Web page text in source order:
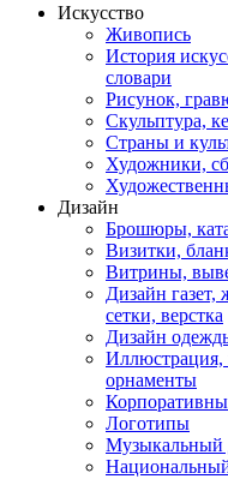
Искусство
Живопись
История
словари
Рисунок,
Скульптура,
Страны и
Художники,
Дизайн
Брошюры,
Визитки,
Витрины,
Дизайн
сетки, верстка
Дизайн
Иллюстрация,
орнаменты
Логотипы
Музыкальный